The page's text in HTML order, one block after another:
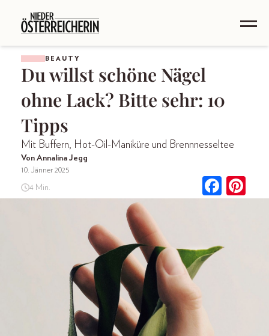
BEAUTY
Du willst schöne Nägel
ohne Lack? Bitte sehr: 10
Tipps
Mit Buffern, Hot-Oil-Maniküre und Brennnesseltee
Von Annalina Jegg
10. Jänner 2025
4 Min.